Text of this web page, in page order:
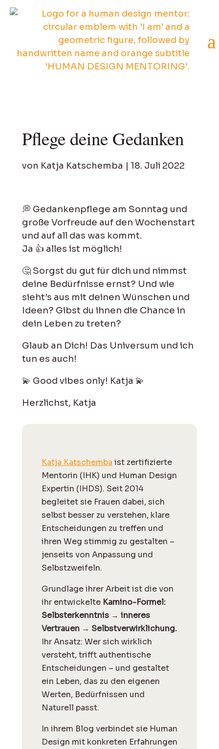
Pflege deine Gedanken
von Katja Katschemba | 18. Juli 2022
💭 Gedankenpflege am Sonntag und
große Vorfreude auf den Wochenstart
und auf all das was kommt.
Ja 👍 alles ist möglich!
🤔 Sorgst du gut für dich und nimmst
deine Bedürfnisse ernst? Und wie
sieht’s aus mit deinen Wünschen und
Ideen? Gibst du ihnen die Chance in
dein Leben zu treten?
Glaub an Dich! Das Universum und ich
tun es auch!
💫 Good vibes only! Katja 💫
Herzlichst, Katja
Katja Katschemba ist zertifizierte
Mentorin (IHK) und Human Design
Expertin (IHDS). Seit 2014
begleitet sie Frauen dabei, sich
selbst besser zu verstehen, klare
Entscheidungen zu treffen und
ihren Weg stimmig zu gestalten –
jenseits von Anpassung und
Selbstzweifeln.
Grundlage ihrer Arbeit ist die von
ihr entwickelte Kamino-Formel:
Selbsterkenntnis → inneres
Vertrauen → Selbstverwirklichung.
Ihr Ansatz: Wer sich wirklich
versteht, trifft authentische
Entscheidungen – und gestaltet
ein Leben, das zu den eigenen
Werten, Bedürfnissen und
Naturell passt.
In ihrem Blog verbindet sie Human
Design mit konkreten Erfahrungen